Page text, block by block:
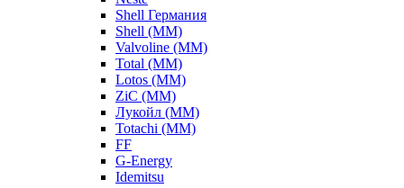
Shell Германия
Shell (ММ)
Valvoline (ММ)
Total (ММ)
Lotos (ММ)
ZiC (ММ)
Лукойл (ММ)
Totachi (MM)
FF
G-Energy
Idemitsu